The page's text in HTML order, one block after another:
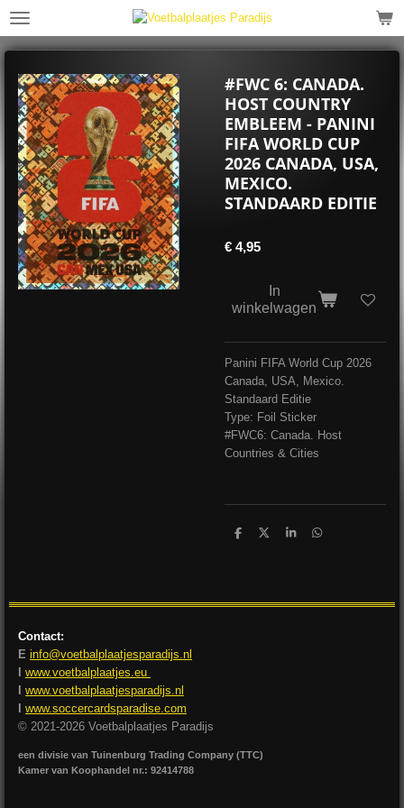
Ga
direct
naar
de
hoofdinhoud
#FWC 6: CANADA.
HOST COUNTRY
EMBLEEM - PANINI
FIFA WORLD CUP
2026 CANADA, USA,
MEXICO.
STANDAARD EDITIE
€ 4,95
In
winkelwagen
Panini FIFA World Cup 2026
Canada, USA, Mexico.
Standaard Editie
Type: Foil Sticker
#FWC6: Canada. Host
Countries & Cities
D
D
S
D
Contact:
E info@voetbalplaatjesparadijs.nl
www.voetbalplaatjes.eu
www.voetbalplaatjesparadijs.nl
www.soccercardsparadise.com
© 2021-2026 Voetbalplaatjes Paradijs
een divisie van Tuinenburg Trading Company (TTC)
Kamer van Koophandel nr.: 92414788